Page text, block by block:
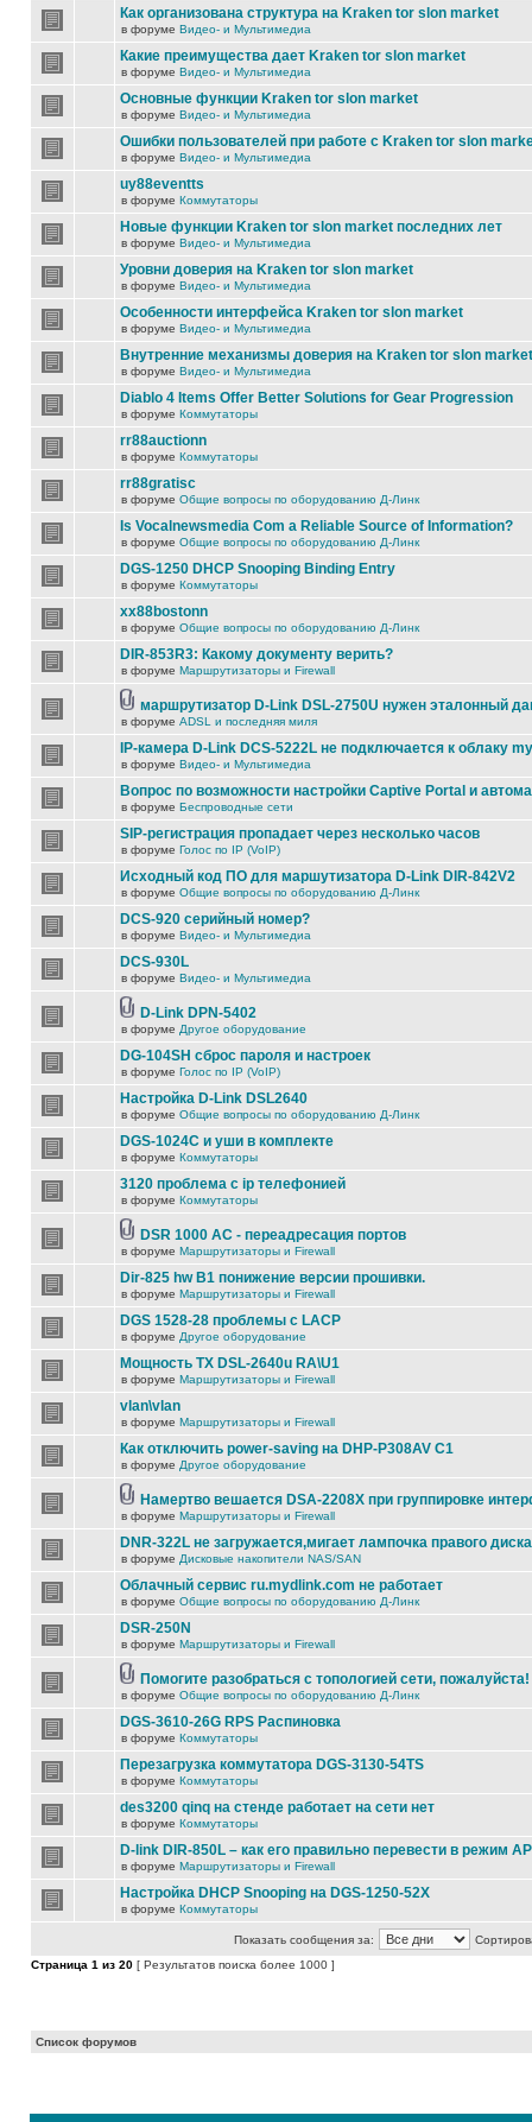
Как организована структура на Kraken tor slon market
в форуме Видео- и Мультимедиа
Какие преимущества дает Kraken tor slon market
в форуме Видео- и Мультимедиа
Основные функции Kraken tor slon market
в форуме Видео- и Мультимедиа
Ошибки пользователей при работе с Kraken tor slon
в форуме Видео- и Мультимедиа
uy88eventts
в форуме Коммутаторы
Новые функции Kraken tor slon market последних лет
в форуме Видео- и Мультимедиа
Уровни доверия на Kraken tor slon market
в форуме Видео- и Мультимедиа
Особенности интерфейса Kraken tor slon market
в форуме Видео- и Мультимедиа
Внутренние механизмы доверия на Kraken tor slon market
в форуме Видео- и Мультимедиа
Diablo 4 Items Offer Better Solutions for Gear Progression
в форуме Коммутаторы
rr88auctionn
в форуме Коммутаторы
rr88gratisc
в форуме Общие вопросы по оборудованию Д-Линк
Is Vocalnewsmedia Com a Reliable Source of Information?
в форуме Общие вопросы по оборудованию Д-Линк
DGS-1250 DHCP Snooping Binding Entry
в форуме Коммутаторы
xx88bostonn
в форуме Общие вопросы по оборудованию Д-Линк
DIR-853R3: Какому документу верить?
в форуме Маршрутизаторы и Firewall
маршрутизатор D-Link DSL-2750U нужен эталонный
в форуме ADSL и последняя миля
IP-камера D-Link DCS-5222L не подключается к облаку
в форуме Видео- и Мультимедиа
Вопрос по возможности настройки Captive Portal и
в форуме Беспроводные сети
SIP-регистрация пропадает через несколько часов
в форуме Голос по IP (VoIP)
Исходный код ПО для маршутизатора D-Link DIR-842V2
в форуме Общие вопросы по оборудованию Д-Линк
DCS-920 серийный номер?
в форуме Видео- и Мультимедиа
DCS-930L
в форуме Видео- и Мультимедиа
D-Link DPN-5402
в форуме Другое оборудование
DG-104SH сброс пароля и настроек
в форуме Голос по IP (VoIP)
Настройка D-Link DSL2640
в форуме Общие вопросы по оборудованию Д-Линк
DGS-1024C и уши в комплекте
в форуме Коммутаторы
3120 проблема с ip телефонией
в форуме Коммутаторы
DSR 1000 AC - переадресация портов
в форуме Маршрутизаторы и Firewall
Dir-825 hw B1 понижение версии прошивки.
в форуме Маршрутизаторы и Firewall
DGS 1528-28 проблемы с LACP
в форуме Другое оборудование
Мощность TX DSL-2640u RA\U1
в форуме Маршрутизаторы и Firewall
vlan\vlan
в форуме Маршрутизаторы и Firewall
Как отключить power-saving на DHP-P308AV C1
в форуме Другое оборудование
Намертво вешается DSA-2208X при группировке
в форуме Маршрутизаторы и Firewall
DNR-322L не загружается,мигает лампочка правого диска
в форуме Дисковые накопители NAS/SAN
Облачный сервис ru.mydlink.com не работает
в форуме Общие вопросы по оборудованию Д-Линк
DSR-250N
в форуме Маршрутизаторы и Firewall
Помогите разобраться с топологией сети, пожалуйста!
в форуме Общие вопросы по оборудованию Д-Линк
DGS-3610-26G RPS Распиновка
в форуме Коммутаторы
Перезагрузка коммутатора DGS-3130-54TS
в форуме Коммутаторы
des3200 qinq на стенде работает на сети нет
в форуме Коммутаторы
D-link DIR-850L – как его правильно перевести в режим
в форуме Маршрутизаторы и Firewall
Настройка DHCP Snooping на DGS-1250-52X
в форуме Коммутаторы
Показать сообщения за:
Страница 1 из 20 [ Результатов поиска более 1000 ]
Список форумов